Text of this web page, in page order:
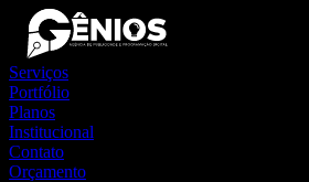
Serviços
Portfólio
Planos
Institucional
Contato
Orçamento